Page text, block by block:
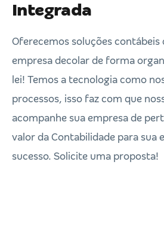
Integrada
Oferecemos soluções contábeis
empresa decolar de forma
lei! Temos a tecnologia como
processos, isso faz com que
acompanhe sua empresa de
valor da Contabilidade para sua
sucesso. Solicite uma proposta!